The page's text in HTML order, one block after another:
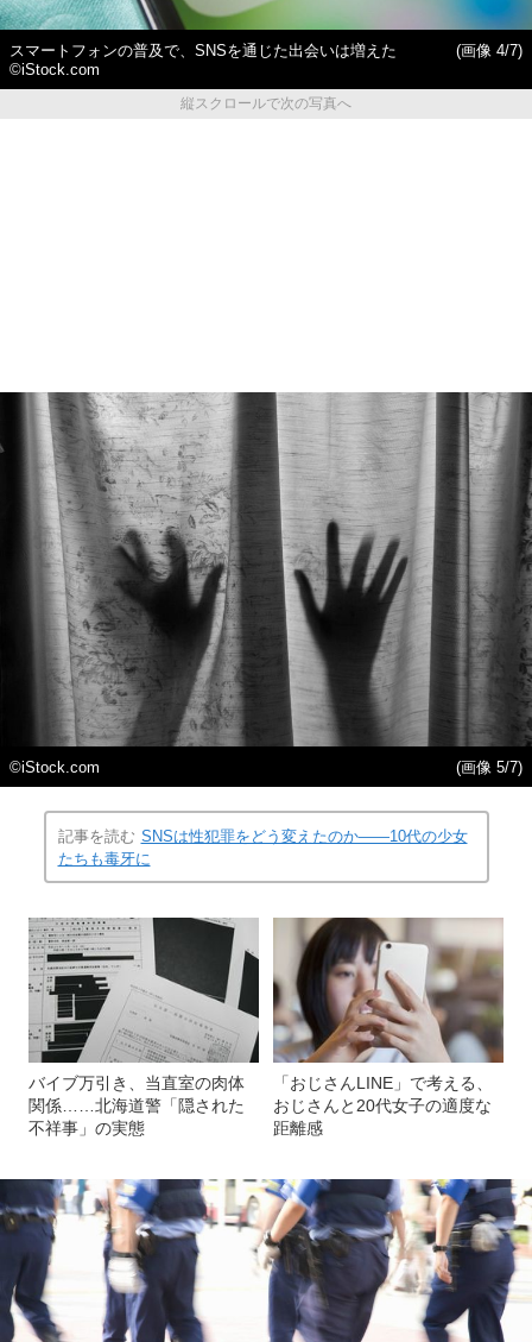
スマートフォンの普及で、SNSを通じた出会いは増えた
©iStock.com
(画像 4/7)
縦スクロールで次の写真へ
©iStock.com (画像 5/7)
記事を読む SNSは性犯罪をどう変えたのか――10代の少女
たちも毒牙に
バイブ万引き、当直室の肉体
関係……北海道警「隠された
不祥事」の実態
「おじさんLINE」で考える、
おじさんと20代女子の適度な
距離感